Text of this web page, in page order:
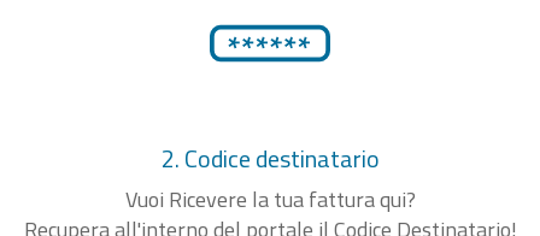
2. Codice destinatario
Vuoi Ricevere la tua fattura qui?
Recupera all'interno del portale il Codice Destinatario!